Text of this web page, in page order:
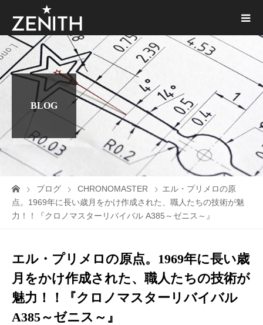
BLOG
ブログ CHRONOMASTER
エル・プリメロの原
点。1969年に長い歳月をかけ作成された、職人たちの技術が魅
力！！『クロノマスターリバイバル A385～ゼニス～』
エル・プリメロの原点。1969年に長い歳
月をかけ作成された、職人たちの技術が
魅力！！『クロノマスターリバイバル
A385～ゼニス～』